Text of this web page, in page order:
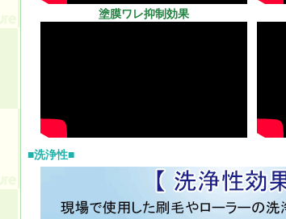
塗膜ワレ抑制効果
■洗浄性■